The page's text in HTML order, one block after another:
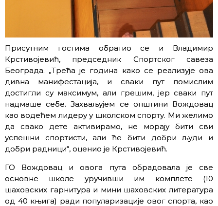
Присутним гостима обратио се и Владимир
Крстивојевић, председник Спортског савеза
Београда. „Трећа је година како се реализује ова
дивна манифестација, и сваки пут помислим
достигли су максимум, али грешим, јер сваки пут
надмаше себе. Захваљујем се општини Вождовац
као водећем лидеру у школском спорту. Ми желимо
да свако дете активирамо, не морају бити сви
успешни спортисти, али ће бити добри људи и
добри радници“, оценио је Крстивојевић.
ГО Вождовац и овога пута обрадовала је све
основне школе уручивши им комплете (10
шаховских гарнитура и мини шаховских литература
од 40 књига) ради популаризације овог спорта, као